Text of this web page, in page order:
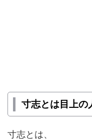
寸志とは目上の
寸志とは、